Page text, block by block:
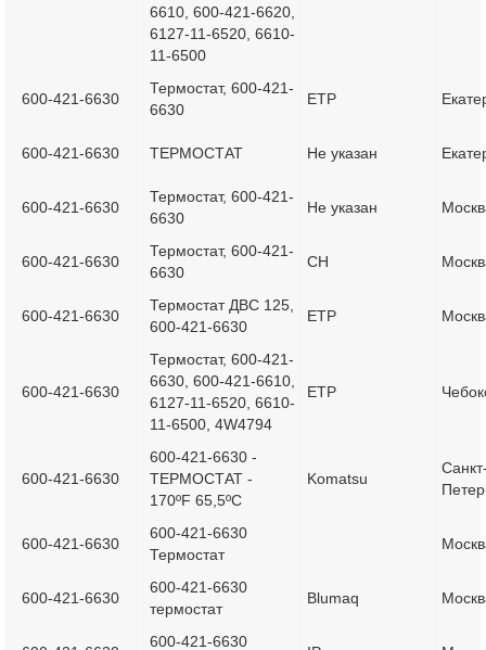
6610, 600-421-6620,
6127-11-6520, 6610-
11-6500
600-421-6630
Термостат, 600-421-
6630
ETP
600-421-6630 ТЕРМОСТАТ Не указан
600-421-6630
Термостат, 600-421-
6630
Не указан
600-421-6630
Термостат, 600-421-
6630
CH
600-421-6630
Термостат ДВС 125,
600-421-6630
ETP
600-421-6630
Термостат, 600-421-
6630, 600-421-6610,
6127-11-6520, 6610-
11-6500, 4W4794
ETP
600-421-6630
600-421-6630 -
ТЕРМОСТАТ -
170ºF 65,5ºC
Komatsu
600-421-6630
600-421-6630
Термостат
600-421-6630
600-421-6630
термостат
Blumaq
600-421-6630